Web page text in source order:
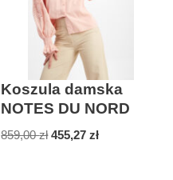
Koszula damska
NOTES DU NORD
859,00zł 455,27zł